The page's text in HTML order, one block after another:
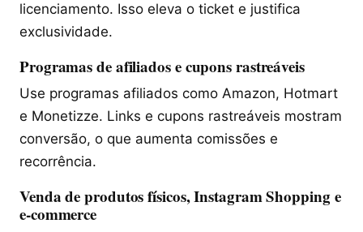
licenciamento. Isso eleva o ticket e justifica
exclusividade.
Programas de afiliados e cupons rastreáveis
Use programas afiliados como Amazon, Hotmart
e Monetizze. Links e cupons rastreáveis mostram
conversão, o que aumenta comissões e
recorrência.
Venda de produtos físicos, Instagram Shopping e
e‑commerce